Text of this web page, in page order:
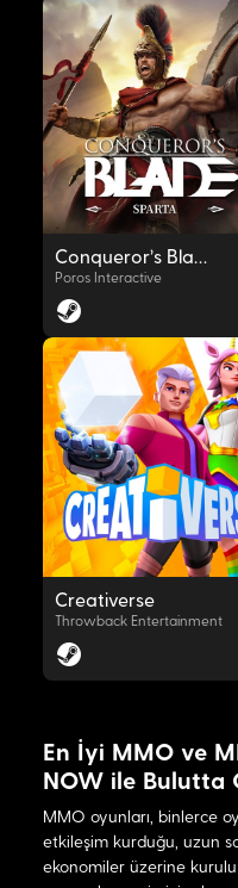
OYNAT
OYNAT
Conqueror's Blade
Poros Interactive
OYNAT
Creativerse
Throwback Entertainment
En İyi MMO ve
NOW ile Bulutta
MMO oyunları, binlerce
etkileşim kurduğu, uzun
ekonomiler üzerine